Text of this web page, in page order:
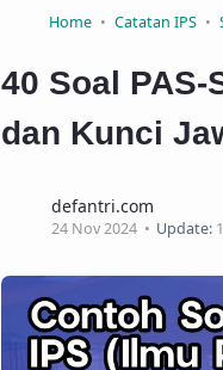
Home Catatan IPS
40 Soal PAS-
dan Kunci
defantri.com
24 Nov 2024 Update: